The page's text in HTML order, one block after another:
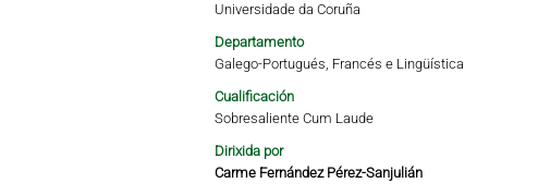
Universidade da Coruña
Departamento
Galego-Portugués, Francés e Lingüística
Cualificación
Sobresaliente Cum Laude
Dirixida por
Carme Fernández Pérez-Sanjulián